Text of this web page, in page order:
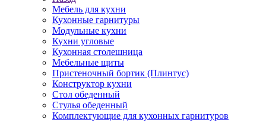
Мебель для кухни
Кухонные гарнитуры
Модульные кухни
Кухни угловые
Кухонная столешница
Мебельные щиты
Пристеночный бортик (Плинтус)
Конструктор кухни
Стол обеденный
Стулья обеденный
Комплектующие для кухонных гарнитуров